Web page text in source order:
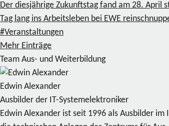
Der diesjährige Zukunftstag fand am 28. April
Tag lang ins Arbeitsleben bei EWE
#Veranstaltungen
Mehr Einträge
Team Aus- und Weiterbildung
Edwin Alexander
Ausbilder der IT-Systemelektroniker
Edwin Alexander ist seit 1996 als Ausbilder